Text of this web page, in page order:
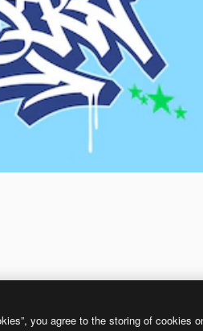
you agree to the storing of cookies